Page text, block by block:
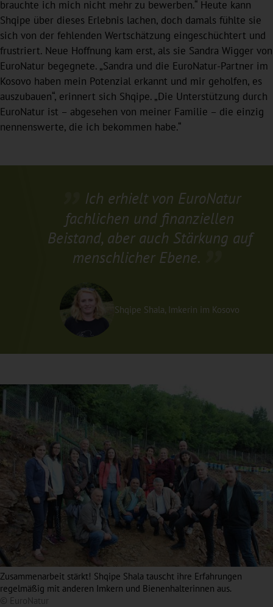
brauchte ich mich nicht mehr zu bewerben.“ Heute kann
Shqipe über dieses Erlebnis lachen, doch damals fühlte sie
sich von der fehlenden Wertschätzung eingeschüchtert und
frustriert. Neue Hoffnung kam erst, als sie Sandra Wigger von
EuroNatur begegnete. „Sandra und die EuroNatur-Partner im
Kosovo haben mein Potenzial erkannt und mir geholfen, es
auszubauen“, erinnert sich Shqipe. „Die Unterstützung durch
EuroNatur ist – abgesehen von meiner Familie – die einzig
nennenswerte, die ich bekommen habe.“
Ich erhielt von EuroNatur
fachlichen und finanziellen
Beistand, aber auch Stärkung auf
menschlicher Ebene.
Shqipe Shala, Imkerin im Kosovo
Zusammenarbeit stärkt! Shqipe Shala tauscht ihre Erfahrungen
regelmäßig mit anderen Imkern und Bienenhalterinnen aus.
© EuroNatur